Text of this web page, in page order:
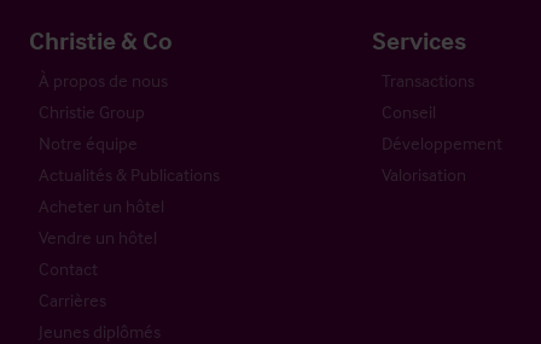
Christie & Co
À propos de nous
Christie Group
Notre équipe
Actualités & Publications
Acheter un hôtel
Vendre un hôtel
Contact
Carrières
Jeunes diplômés
Services
Transactions
Conseil
Développement
Valorisation